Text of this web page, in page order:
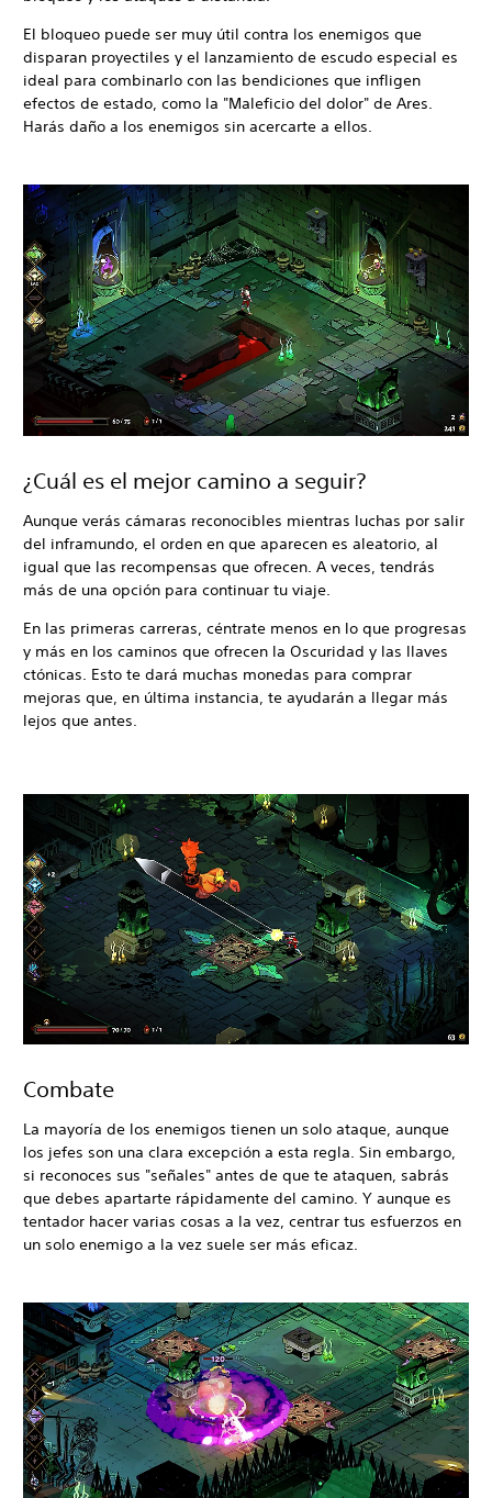
El bloqueo puede ser muy útil contra los enemigos que
disparan proyectiles y el lanzamiento de escudo especial es
ideal para combinarlo con las bendiciones que infligen
efectos de estado, como la "Maleficio del dolor" de Ares.
Harás daño a los enemigos sin acercarte a ellos.
¿Cuál es el mejor camino a seguir?
Aunque verás cámaras reconocibles mientras luchas por salir
del inframundo, el orden en que aparecen es aleatorio, al
igual que las recompensas que ofrecen. A veces, tendrás
más de una opción para continuar tu viaje.
En las primeras carreras, céntrate menos en lo que progresas
y más en los caminos que ofrecen la Oscuridad y las llaves
ctónicas. Esto te dará muchas monedas para comprar
mejoras que, en última instancia, te ayudarán a llegar más
lejos que antes.
Combate
La mayoría de los enemigos tienen un solo ataque, aunque
los jefes son una clara excepción a esta regla. Sin embargo,
si reconoces sus "señales" antes de que te ataquen, sabrás
que debes apartarte rápidamente del camino. Y aunque es
tentador hacer varias cosas a la vez, centrar tus esfuerzos en
un solo enemigo a la vez suele ser más eficaz.